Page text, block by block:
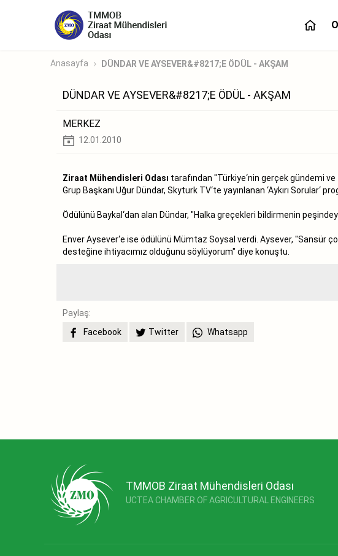
Anasayfa DÜNDAR VE AYSEVER&#8217;E ÖDÜL - AKŞAM
DÜNDAR VE AYSEVER&#8217;E ÖDÜL - AKŞAM
MERKEZ
12.01.2010
Ziraat Mühendisleri Odası tarafından "Türkiye‘nin gerçek gündemi
Grup Başkanı Uğur Dündar, Skyturk TV‘te yayınlanan ‘Aykırı Sorular‘
Ödülünü Baykal‘dan alan Dündar, "Halka greçekleri bildirmenin
Enver Aysever‘e ise ödülünü Mümtaz Soysal verdi. Aysever,
desteğine ihtiyacımız olduğunu söylüyorum" diye konuştu.
Paylaş:
Facebook
Twitter Whatsapp
TMMOB Ziraat Mühendisleri Odası
UCTEA CHAMBER OF AGRICULTURAL ENGINEERS